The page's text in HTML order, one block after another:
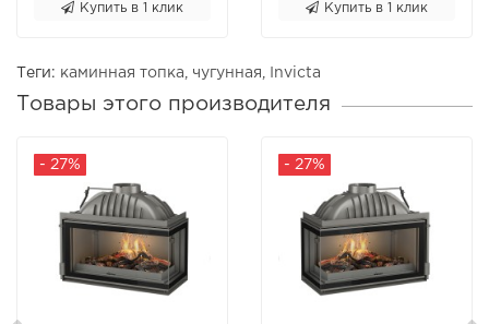
Купить в 1 клик Купить в 1 клик
Теги: каминная топка чугунная Invicta
Товары этого производителя
- 27% - 27%